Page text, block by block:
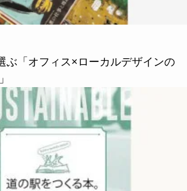
ぶ「オフィス×ローカルデザインの